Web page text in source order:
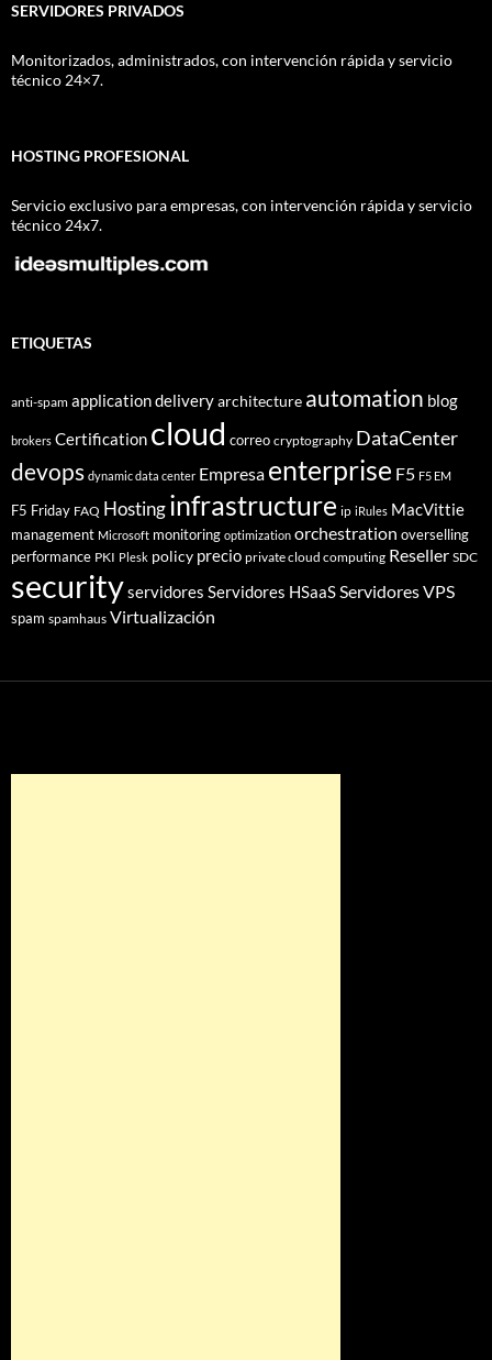
SERVIDORES PRIVADOS
Monitorizados, administrados, con intervención rápida y servicio
técnico 24×7.
HOSTING PROFESIONAL
Servicio exclusivo para empresas, con intervención rápida y servicio
técnico 24x7.
ETIQUETAS
anti-spam application deliveryarchitecture automation blog
brokers Certification cloud correo cryptography DataCenter
devops dynamic data center Empresa enterprise F5 F5 EM
F5 Friday FAQ Hostinginfrastructure ip iRules MacVittie
management Microsoft monitoring optimization orchestration overselling
performance PKI Plesk policy precio private cloud computing Reseller SDC
securityservidores Servidores HSaaSServidores VPS
spam spamhaus Virtualización